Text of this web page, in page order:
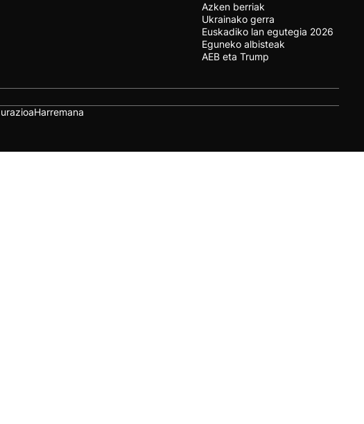
Azken berriak
Ukrainako gerra
Euskadiko lan egutegia 2026
Eguneko albisteak
AEB eta Trump
Harremana